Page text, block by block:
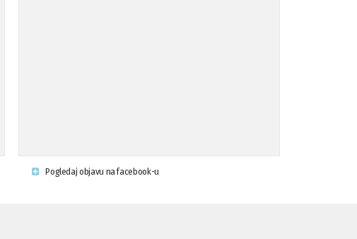
Pogledaj objavu na facebook-u